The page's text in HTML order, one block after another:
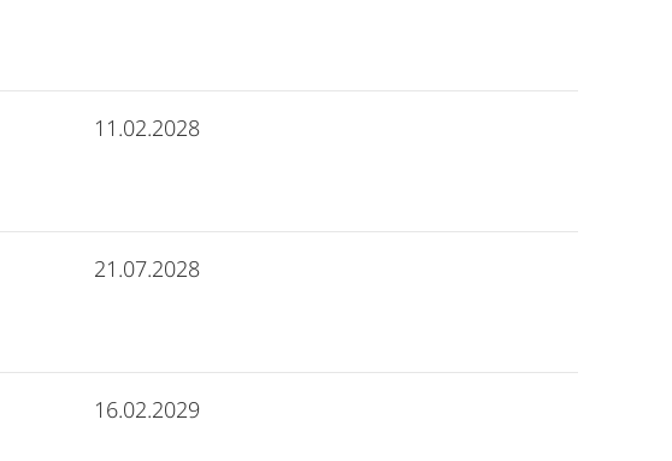
11.02.2028
21.07.2028
16.02.2029